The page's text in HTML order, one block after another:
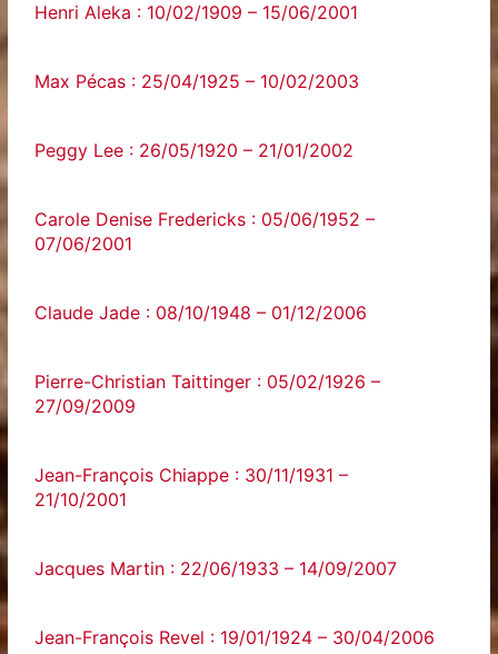
Henri Aleka : 10/02/1909 – 15/06/2001
Max Pécas : 25/04/1925 – 10/02/2003
Peggy Lee : 26/05/1920 – 21/01/2002
Carole Denise Fredericks : 05/06/1952 –
07/06/2001
Claude Jade : 08/10/1948 – 01/12/2006
Pierre-Christian Taittinger : 05/02/1926 –
27/09/2009
Jean-François Chiappe : 30/11/1931 –
21/10/2001
Jacques Martin : 22/06/1933 – 14/09/2007
Jean-François Revel : 19/01/1924 – 30/04/2006